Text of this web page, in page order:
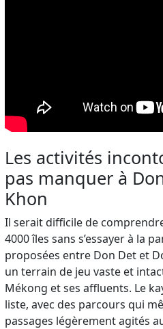
Les activités
pas manquer à
Khon
Il serait difficile de
4000 îles sans s’essayer à la
proposées entre Don Det et
un terrain de jeu vaste et
Mékong et ses affluents. Le
liste, avec des parcours qui
passages légèrement agités